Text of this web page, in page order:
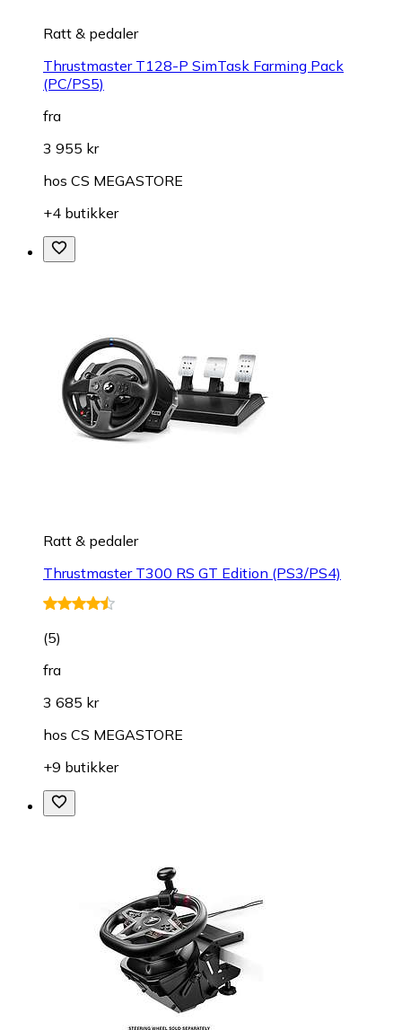
Ratt & pedaler
Thrustmaster T128-P SimTask Farming Pack
(PC/PS5)
fra
3 955 kr
hos CS MEGASTORE
+4 butikker
Ratt & pedaler
Thrustmaster T300 RS GT Edition (PS3/PS4)
(5)
fra
3 685 kr
hos CS MEGASTORE
+9 butikker